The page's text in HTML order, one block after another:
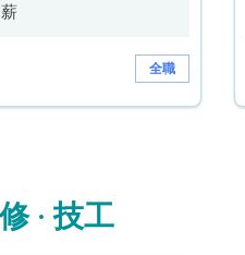
全職
· 技工